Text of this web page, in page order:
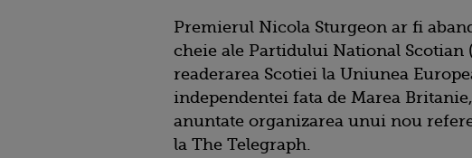
Premierul Nicola Sturgeon ar fi
cheie ale Partidului National Scotian
readerarea Scotiei la Uniunea
independentei fata de Marea
anuntate organizarea unui nou
la The Telegraph.